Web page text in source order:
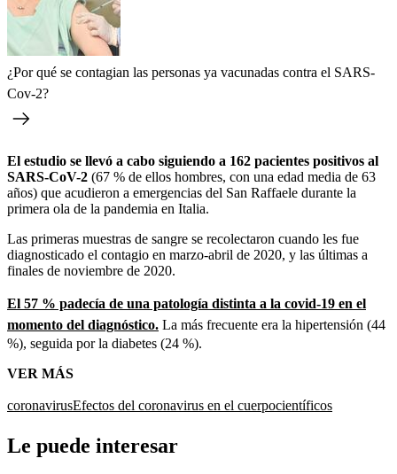
¿Por qué se contagian las personas ya vacunadas contra el SARS-
Cov-2?
El estudio se llevó a cabo siguiendo a 162 pacientes positivos al
SARS-CoV-2 (67 % de ellos hombres, con una edad media de 63
años) que acudieron a emergencias del San Raffaele durante la
primera ola de la pandemia en Italia.
Las primeras muestras de sangre se recolectaron cuando les fue
diagnosticado el contagio en marzo-abril de 2020, y las últimas a
finales de noviembre de 2020.
El 57 % padecía de una patología distinta a la covid-19 en el
momento del diagnóstico. La más frecuente era la hipertensión (44
%), seguida por la diabetes (24 %).
VER MÁS
coronavirusEfectos del coronavirus en el cuerpocientíficos
Le puede interesar